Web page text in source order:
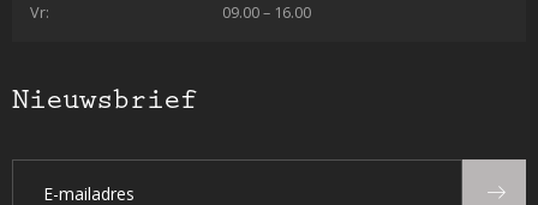
Vr: 09.00 – 16.00
Nieuwsbrief